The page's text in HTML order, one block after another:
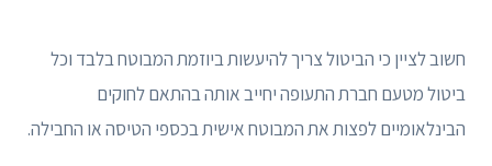
חשוב לציין כי הביטול צריך להיעשות ביוזמת המבוטח בלבד וכל
ביטול מטעם חברת התעופה יחייב אותה בהתאם לחוקים
הבינלאומיים לפצות את המבוטח אישית בכספי הטיסה או החבילה.